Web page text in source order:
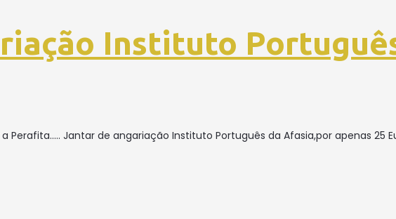
Instituto
Perafita….. Jantar de angariação Instituto Português da Afasia,por apenas 25